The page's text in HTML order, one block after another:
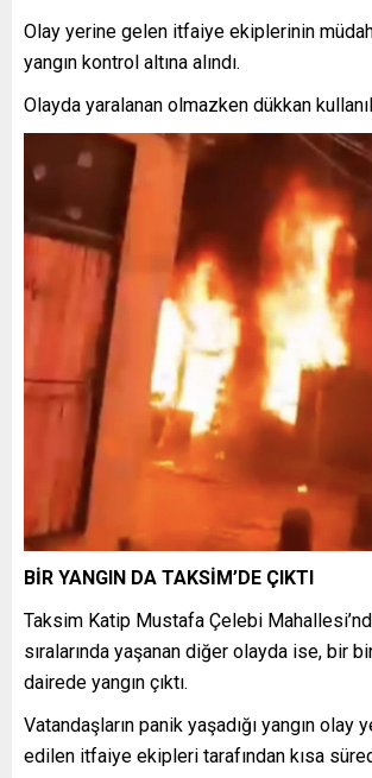
Olay yerine gelen itfaiye ekiplerinin
yangın kontrol altına alındı.
Olayda yaralanan olmazken dükkan
BİR YANGIN DA TAKSİM’DE ÇIKTI
Taksim Katip Mustafa Çelebi
sıralarında yaşanan diğer olayda ise, bir
dairede yangın çıktı.
Vatandaşların panik yaşadığı yangın olay
edilen itfaiye ekipleri tarafından kısa